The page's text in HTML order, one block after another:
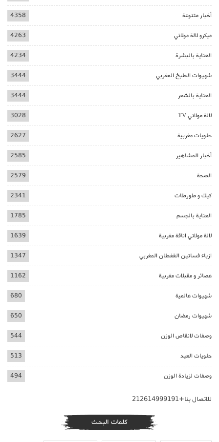
أخبار متنوعة 4358
ميكرو لالة مولاتي 4263
العناية بالبشرة 4234
شهيوات الطبخ المغربي 3444
العناية بالشعر 3444
لالة مولاتي TV 3028
حلويات مغربية 2627
أخبار المشاهير 2585
الصحة 2579
كيك و طورطات 2341
العناية بالجسم 1785
لالة مولاتي اناقة مغربية 1639
ازياء فساتين القفطان المغربي 1347
عصائر و مقبلات مغربية 1162
شهيوات عالمية 680
شهيوات رمضان 650
وصفات لانقاص الوزن 544
حلويات العيد 513
وصفات لزيادة الوزن 494
للاتصال بنا+212614999191
كلمات البحث